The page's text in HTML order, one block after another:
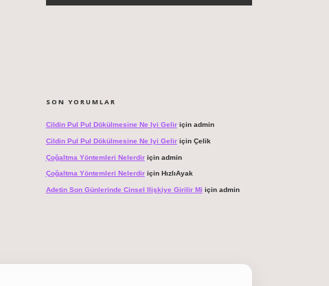
SON YORUMLAR
Cildin Pul Pul Dökülmesine Ne Iyi Geliriçin admin
Cildin Pul Pul Dökülmesine Ne Iyi Geliriçin Çelik
Çoğaltma Yöntemleri Nelerdiriçin admin
Çoğaltma Yöntemleri Nelerdiriçin HızlıAyak
Adetin Son Günlerinde Cinsel Ilişkiye Girilir Mi için admin